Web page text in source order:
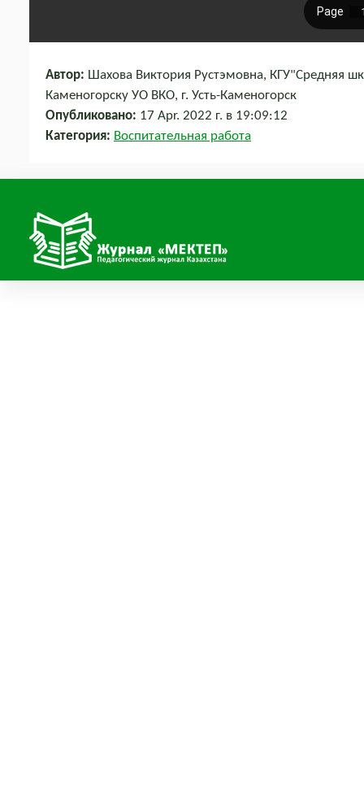
Автор: Шахова Виктория Рустэмовна, КГУ"Средняя
Каменогорску УО ВКО, г. Усть-Каменогорск
Опубликовано: 17 Apr. 2022 г. в 19:09:12
Категория: Воспитательная работа